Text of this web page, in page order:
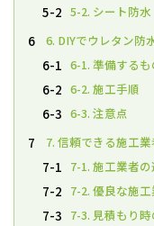
5-2 5-2. シート防水
6
6. DIYでウレタン防
6-1 6-1. 準備するも
6-2 6-2. 施工手順
6-3 6-3. 注意点
7
7. 信頼できる施工
7-1 7-1. 施工業者
7-2 7-2. 優良な施
7-3 7-3. 見積もり